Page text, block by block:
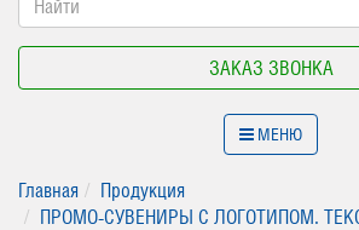
ЗАКАЗ ЗВОНКА
МЕНЮ
Главная
Продукция
ПРОМО-СУВЕНИРЫ С ЛОГОТИПОМ.